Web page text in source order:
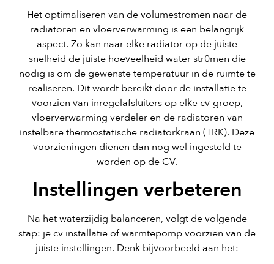
Het optimaliseren van de volumestromen naar de
radiatoren en vloerverwarming is een belangrijk
aspect. Zo kan naar elke radiator op de juiste
snelheid de juiste hoeveelheid water str0men die
nodig is om de gewenste temperatuur in de ruimte te
realiseren. Dit wordt bereikt door de installatie te
voorzien van inregelafsluiters op elke cv-groep,
vloerverwarming verdeler en de radiatoren van
instelbare thermostatische radiatorkraan (TRK). Deze
voorzieningen dienen dan nog wel ingesteld te
worden op de CV.
Instellingen verbeteren
Na het waterzijdig balanceren, volgt de volgende
stap: je cv installatie of warmtepomp voorzien van de
juiste instellingen. Denk bijvoorbeeld aan het: